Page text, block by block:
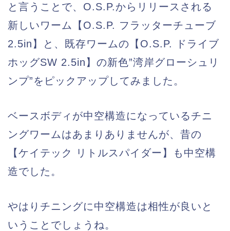
と言うことで、O.S.P.からリリースされる
新しいワーム【O.S.P. フラッターチューブ
2.5in】と、既存ワームの【O.S.P. ドライブ
ホッグSW 2.5in】の新色”湾岸グローシュリ
ンプ”をピックアップしてみました。
ベースボディが中空構造になっているチニ
ングワームはあまりありませんが、昔の
【ケイテック リトルスパイダー】も中空構
造でした。
やはりチニングに中空構造は相性が良いと
いうことでしょうね。